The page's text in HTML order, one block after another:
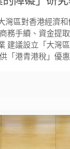
灣區對香港經濟
務手續、資金提
建議設立「大灣
「港青港稅」優惠